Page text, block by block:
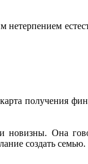
нетерпением
получения
новизны. Она
создать семью.